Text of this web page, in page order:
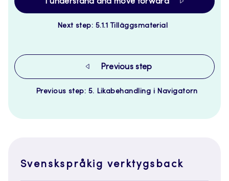
Next step: 5.1.1 Tilläggsmaterial
Previous step
Previous step: 5. Likabehandling i Navigatorn
Svenskspråkig verktygsback